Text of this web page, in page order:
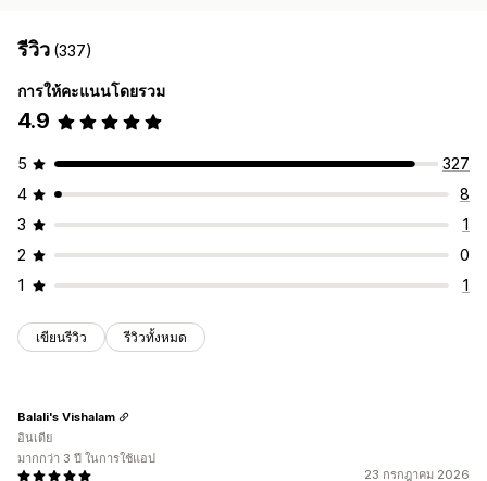
รีวิว (337)
การให้คะแนนโดยรวม
4.9
5
327
4
8
3
1
2
0
1
1
เขียนรีวิว รีวิวทั้งหมด
23 กรกฎาคม 2026
Balali's Vishalam
อินเดีย
มากกว่า 3 ปี ในการใช้แอป